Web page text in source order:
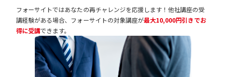
フォーサイトではあなたの再チャレンジを応援します！他社講座の受
講経験がある場合、フォーサイトの対象講座が最大10,000円引きでお
得に受講できます。